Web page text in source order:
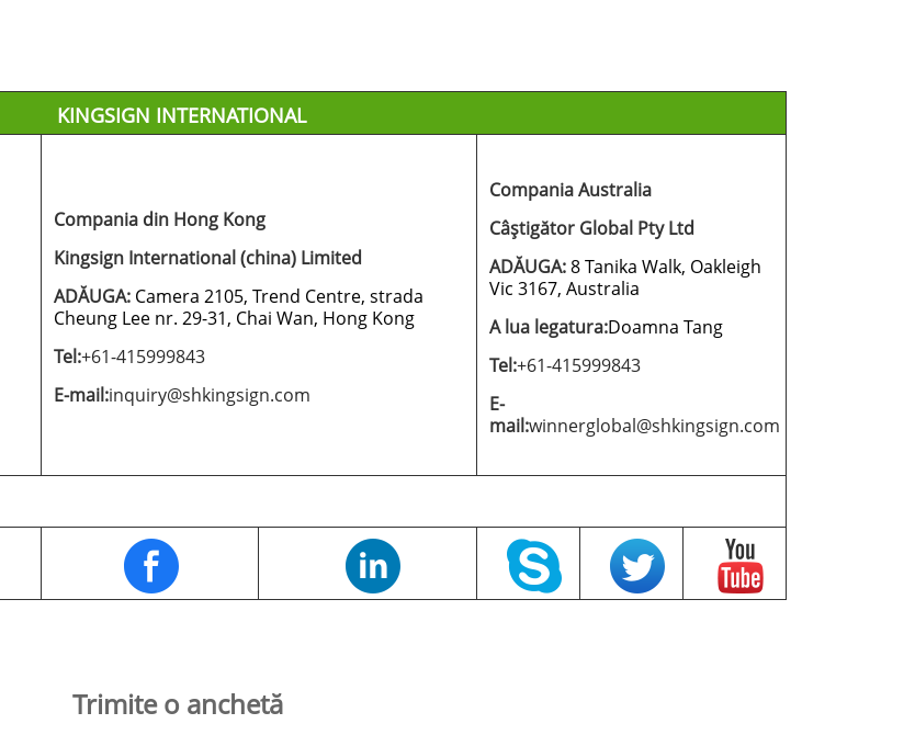
KINGSIGN INTERNATIONAL
Compania din Hong Kong
Kingsign International (china) Limited
ADĂUGA: Camera 2105, Trend Centre, strada
Cheung Lee nr. 29-31, Chai Wan, Hong Kong
Tel:+61-415999843
E-mail:inquiry@shkingsign.com
Compania Australia
Câștigător Global Pty Ltd
ADĂUGA:8 Tanika Walk, Oakleigh
Vic 3167, Australia
A lua legatura:Doamna Tang
Tel:+61-415999843
E-
mail:winnerglobal@shkingsign.com
Trimite o anchetă